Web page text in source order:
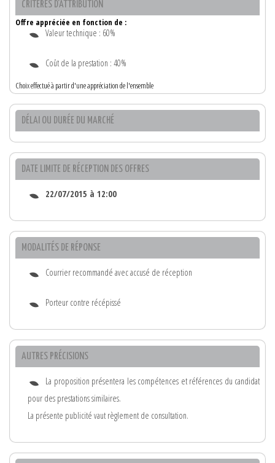
CRITÈRES D'ATTRIBUTION
Offre appréciée en fonction de :
Valeur technique : 60%
Coût de la prestation : 40%
Choix effectué à partir d'une appréciation de l'ensemble
DÉLAI OU DURÉE DU MARCHÉ
DATE LIMITE DE RÉCEPTION DES OFFRES
22/07/2015 à 12:00
MODALITÉS DE RÉPONSE
Courrier recommandé avec accusé de réception
Porteur contre récépissé
AUTRES PRÉCISIONS
La proposition présentera les compétences et références du candidat
pour des prestations similaires.
La présente publicité vaut règlement de consultation.